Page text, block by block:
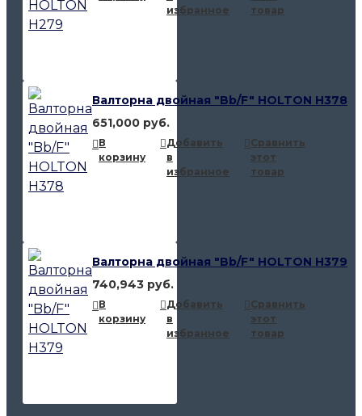
избранное
товар
Валторна двойная "Bb/F" HOLTON H378
651,000 руб.
В
корзину
Добавить
в
избранное
Сравнить
этот
товар
Валторна двойная "Bb/F" HOLTON H379
740,943 руб.
В
корзину
Добавить
в
избранное
Сравнить
этот
товар